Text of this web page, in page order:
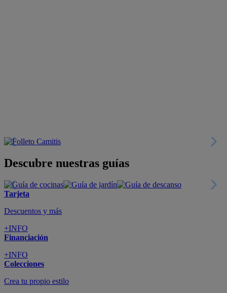
Descubre nuestras guías
Tarjeta
Descuentos y más
+INFO
Financiación
+INFO
Colecciones
Crea tu propio estilo